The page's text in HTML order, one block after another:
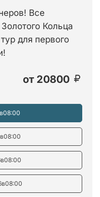
Все
Кольца
для первого
от 20800
в08:00
в08:00
в08:00
в08:00